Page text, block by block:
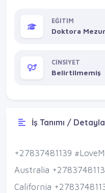
EĞİTİM
Doktora
CİNSİYET
Belirtilmemiş
İş Tanımı /
+27837481139
Australia
California